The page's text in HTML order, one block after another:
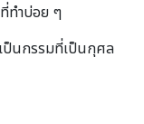
ทําบ่อย ๆ
ป็นกรรมที่เป็นกุศล